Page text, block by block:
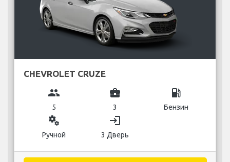
CHEVROLET CRUZE
group
5
business_center
3
local_gas_station
Бензин
miscellaneous_services
Ручной
login
3 Дверь